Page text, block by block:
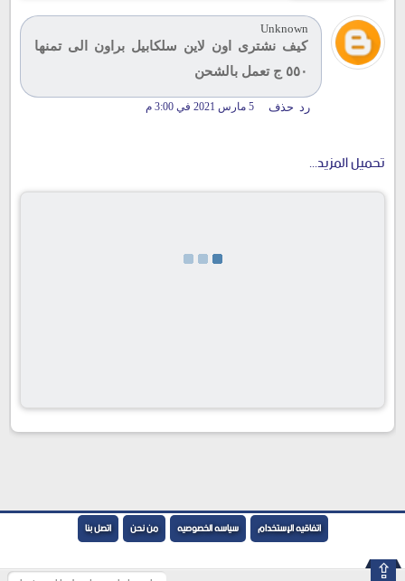
Unknown
5 مارس 2021 في 3:00 م
كيف نشترى اون لاين سلكابيل براون الى تمنها
٥٥٠ ج تعمل بالشحن
رد حذف
تحميل المزيد...
اتفاقيه الإستخدام سياسه الخصوصيه من نحن اتصل بنا